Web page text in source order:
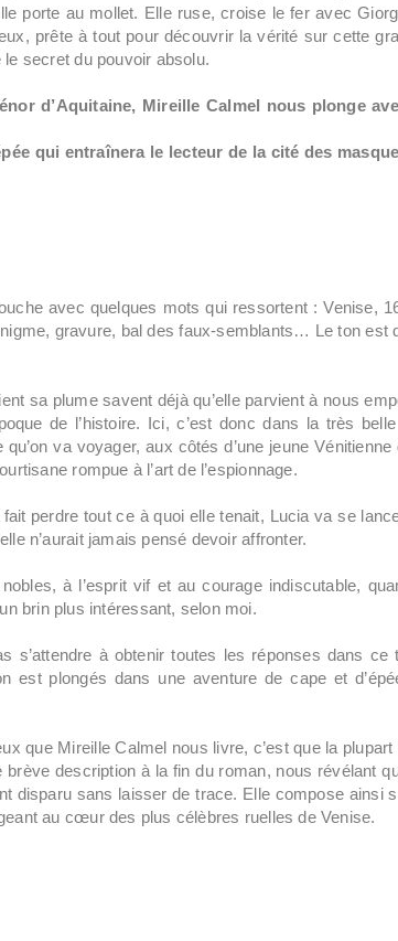
porte au mollet. Elle ruse, croise le fer avec
prête à tout pour découvrir la vérité sur cette
secret du pouvoir absolu.
d’Aquitaine, Mireille Calmel nous plonge
qui entraînera le lecteur de la cité des
avec quelques mots qui ressortent : Venise,
gravure, bal des faux-semblants… Le ton est
sa plume savent déjà qu’elle parvient à nous
de l’histoire. Ici, c’est donc dans la très
va voyager, aux côtés d’une jeune
rompue à l’art de l’espionnage.
perdre tout ce à quoi elle tenait, Lucia va se
n’aurait jamais pensé devoir affronter.
à l’esprit vif et au courage indiscutable,
brin plus intéressant, selon moi.
s’attendre à obtenir toutes les réponses dans ce
est plongés dans une aventure de cape et
que Mireille Calmel nous livre, c’est que la
description à la fin du roman, nous révélant
disparu sans laisser de trace. Elle compose ainsi
au cœur des plus célèbres ruelles de Venise.